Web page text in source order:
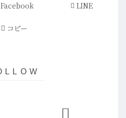
Facebook LINE
コピー